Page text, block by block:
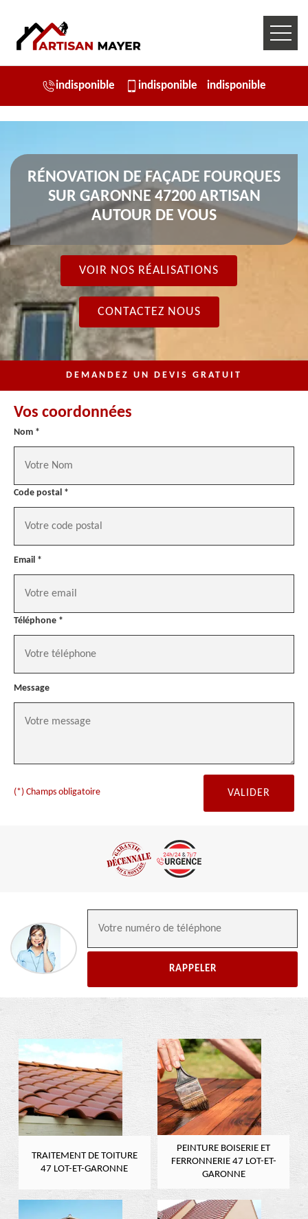
indisponible indisponible indisponible
RÉNOVATION DE FAÇADE FOURQUES
SUR GARONNE 47200 ARTISAN
AUTOUR DE VOUS
VOIR NOS RÉALISATIONS
CONTACTEZ NOUS
DEMANDEZ UN DEVIS GRATUIT
Vos coordonnées
Nom *
Code postal *
Email *
Téléphone *
Message
(*) Champs obligatoire
TRAITEMENT DE TOITURE
47 LOT-ET-GARONNE
PEINTURE BOISERIE ET
FERRONNERIE 47 LOT-ET-
GARONNE